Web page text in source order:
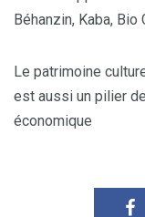
Béhanzin, Kaba, Bio
Le patrimoine
est aussi un pilier
économique